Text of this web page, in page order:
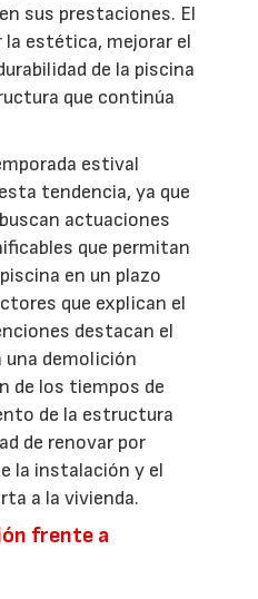
sus prestaciones. El
estética, mejorar el
de la piscina
que continúa
estival
tendencia, ya que
actuaciones
que permitan
en un plazo
que explican el
destacan el
demolición
de los tiempos de
de la estructura
de renovar por
la instalación y el
a la vivienda.
frente a